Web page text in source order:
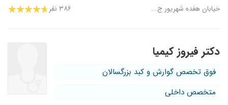
خیابان هفده شهریور ج... ۳۸۶ نفر
دکتر فیروز کیمیا
فوق تخصص گوارش و کبد بزرگسالان
متخصص داخلی